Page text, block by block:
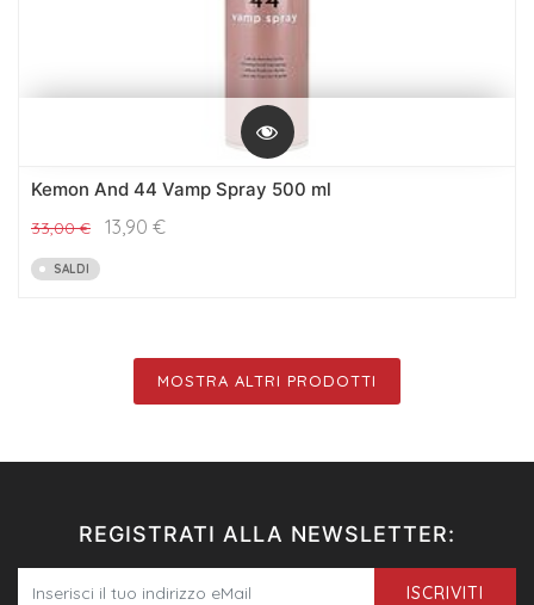
Kemon And 44 Vamp Spray 500 ml
33,00€ 13,90 €
SALDI
MOSTRA ALTRI PRODOTTI
REGISTRATI ALLA NEWSLETTER:
ISCRIVITI